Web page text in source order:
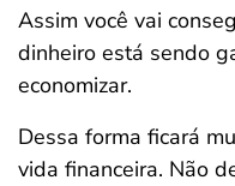
Assim você vai
dinheiro está sendo
economizar.
Dessa forma ficará
vida financeira. Não